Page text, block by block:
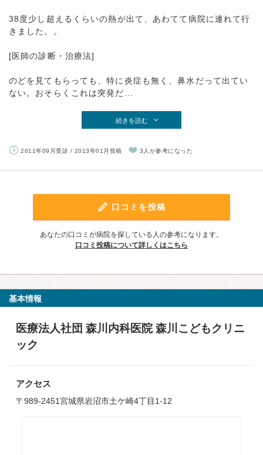
38度少し超えるくらいの熱が出て、あわてて病院に連れて行
きました。。
[医師の診断・治療法]
のどを見てもらっても、特に炎症も無く、鼻水だって出てい
ない。おそらくこれは突発だ...
続きを読む
2011年09月受診 / 2013年01月投稿 3人が参考になった
口コミを投稿
あなたの口コミが病院を探している人の参考になります。
口コミ投稿について詳しくはこちら
基本情報
医療法人社団 森川内科医院 森川こどもクリニ
ック
アクセス
〒989-2451宮城県岩沼市土ケ崎4丁目1-12